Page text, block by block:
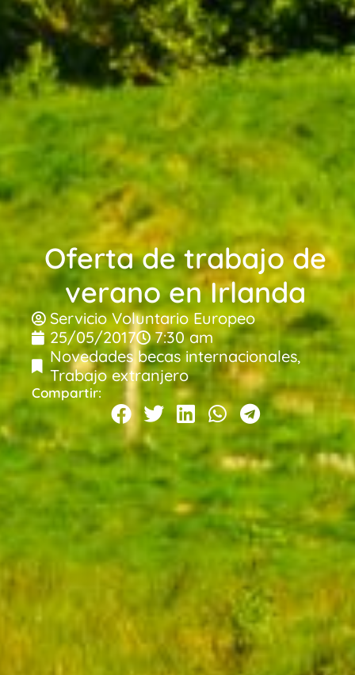
Oferta de trabajo de
verano en Irlanda
Servicio Voluntario Europeo
25/05/2017
7:30 am
Novedades becas internacionales,
Trabajo extranjero
Compartir: